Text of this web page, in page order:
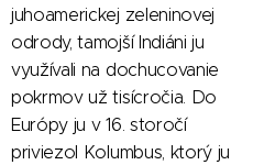
juhoamerickej zeleninovej
odrody, tamojší Indiáni ju
využívali na dochucovanie
pokrmov už tisícročia. Do
Európy ju v 16. storočí
priviezol Kolumbus, ktorý ju